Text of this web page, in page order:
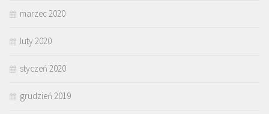
marzec 2020
luty 2020
styczeń 2020
grudzień 2019